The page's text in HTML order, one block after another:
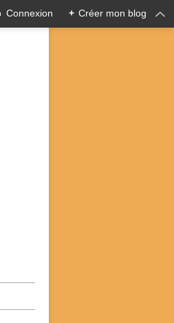
Connexion + Créer mon blog